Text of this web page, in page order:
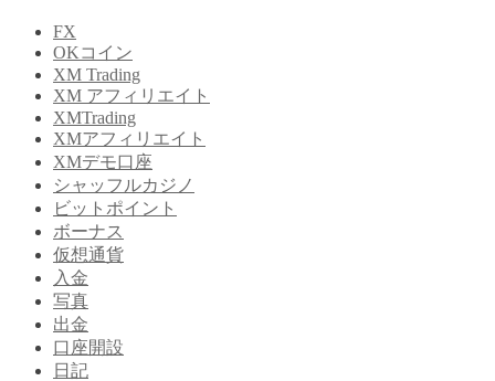
FX
OKコイン
XM Trading
XM アフィリエイト
XMTrading
XMアフィリエイト
XMデモ口座
シャッフルカジノ
ビットポイント
ボーナス
仮想通貨
入金
写真
出金
口座開設
日記